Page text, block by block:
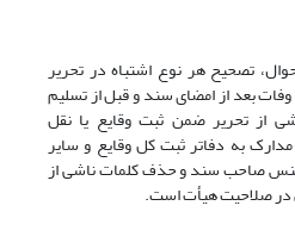
ثبت احوال، تصحیح هر نوع اشتباه در تحریر
بعد از امضای سند و قبل از تسلیم
از تحریر ضمن ثبت وقایع یا نقل
به دفاتر ثبت کل وقایع و سایر
جنس صاحب سند و حذف کلمات ناشی از
در صلاحیت هیأت است.